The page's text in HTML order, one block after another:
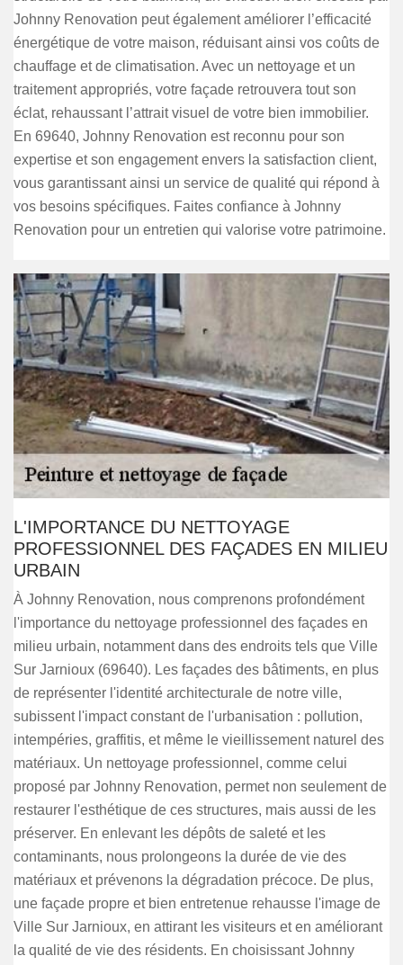
Johnny Renovation peut également améliorer l’efficacité
énergétique de votre maison, réduisant ainsi vos coûts de
chauffage et de climatisation. Avec un nettoyage et un
traitement appropriés, votre façade retrouvera tout son
éclat, rehaussant l’attrait visuel de votre bien immobilier.
En 69640, Johnny Renovation est reconnu pour son
expertise et son engagement envers la satisfaction client,
vous garantissant ainsi un service de qualité qui répond à
vos besoins spécifiques. Faites confiance à Johnny
Renovation pour un entretien qui valorise votre patrimoine.
L'IMPORTANCE DU NETTOYAGE
PROFESSIONNEL DES FAÇADES EN MILIEU
URBAIN
À Johnny Renovation, nous comprenons profondément
l'importance du nettoyage professionnel des façades en
milieu urbain, notamment dans des endroits tels que Ville
Sur Jarnioux (69640). Les façades des bâtiments, en plus
de représenter l'identité architecturale de notre ville,
subissent l'impact constant de l'urbanisation : pollution,
intempéries, graffitis, et même le vieillissement naturel des
matériaux. Un nettoyage professionnel, comme celui
proposé par Johnny Renovation, permet non seulement de
restaurer l'esthétique de ces structures, mais aussi de les
préserver. En enlevant les dépôts de saleté et les
contaminants, nous prolongeons la durée de vie des
matériaux et prévenons la dégradation précoce. De plus,
une façade propre et bien entretenue rehausse l'image de
Ville Sur Jarnioux, en attirant les visiteurs et en améliorant
la qualité de vie des résidents. En choisissant Johnny